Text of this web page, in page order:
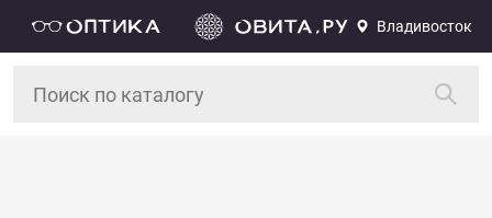
Владивосток